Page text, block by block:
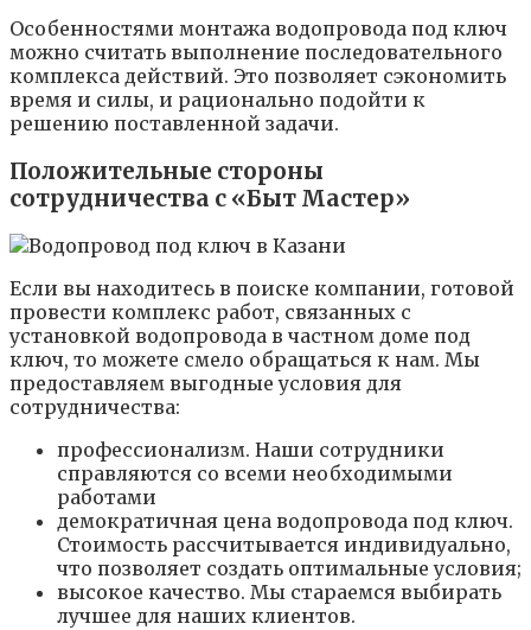
Особенностями монтажа водопровода под ключ
можно считать выполнение последовательного
комплекса действий. Это позволяет сэкономить
время и силы, и рационально подойти к
решению поставленной задачи.
Положительные стороны
сотрудничества с «Быт Мастер»
Если вы находитесь в поиске компании, готовой
провести комплекс работ, связанных с
установкой водопровода в частном доме под
ключ, то можете смело обращаться к нам. Мы
предоставляем выгодные условия для
сотрудничества:
профессионализм. Наши сотрудники
справляются со всеми необходимыми
работами
демократичная цена водопровода под ключ.
Стоимость рассчитывается индивидуально,
что позволяет создать оптимальные условия;
высокое качество. Мы стараемся выбирать
лучшее для наших клиентов.